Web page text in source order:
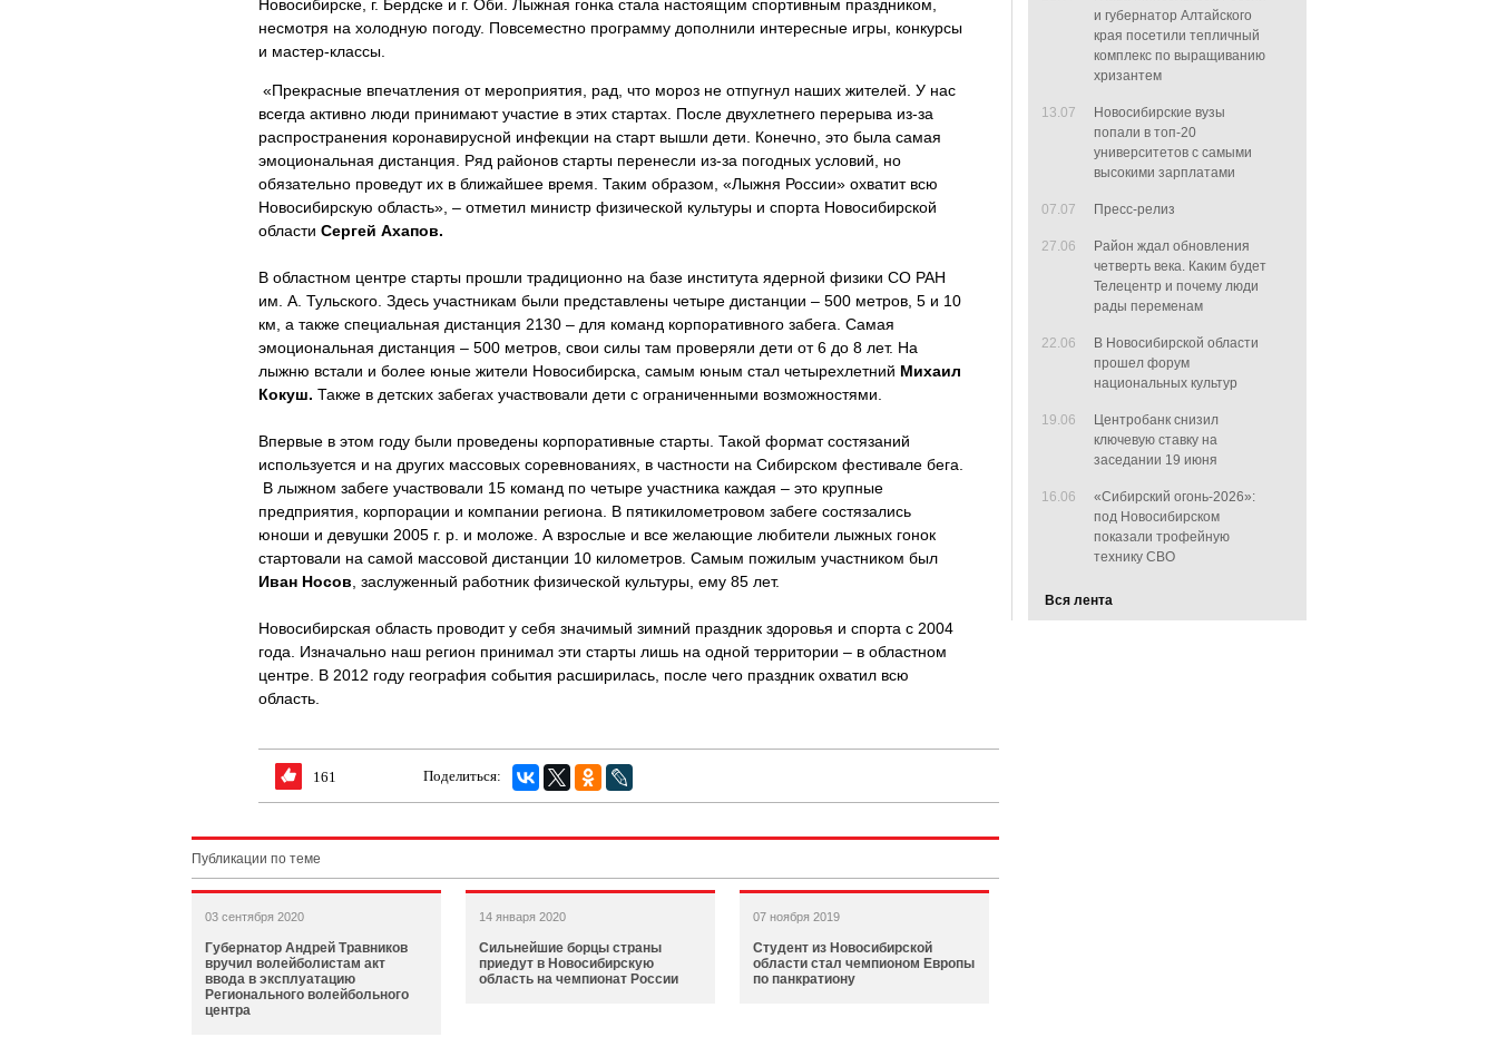
Новосибирске, г. Бердске и г. Оби. Лыжная гонка стала настоящим спортивным праздником,
несмотря на холодную погоду. Повсеместно программу дополнили интересные игры, конкурсы
и мастер-классы.
«Прекрасные впечатления от мероприятия, рад, что мороз не отпугнул наших жителей. У нас
всегда активно люди принимают участие в этих стартах. После двухлетнего перерыва из-за
распространения коронавирусной инфекции на старт вышли дети. Конечно, это была самая
эмоциональная дистанция. Ряд районов старты перенесли из-за погодных условий, но
обязательно проведут их в ближайшее время. Таким образом, «Лыжня России» охватит всю
Новосибирскую область», – отметил министр физической культуры и спорта Новосибирской
области Сергей Ахапов.
В областном центре старты прошли традиционно на базе института ядерной физики СО РАН
им. А. Тульского. Здесь участникам были представлены четыре дистанции – 500 метров, 5 и 10
км, а также специальная дистанция 2130 – для команд корпоративного забега. Самая
эмоциональная дистанция – 500 метров, свои силы там проверяли дети от 6 до 8 лет. На
лыжню встали и более юные жители Новосибирска, самым юным стал четырехлетний Михаил
Кокуш. Также в детских забегах участвовали дети с ограниченными возможностями.
Впервые в этом году были проведены корпоративные старты. Такой формат состязаний
используется и на других массовых соревнованиях, в частности на Сибирском фестивале бега.
В лыжном забеге участвовали 15 команд по четыре участника каждая – это крупные
предприятия, корпорации и компании региона. В пятикилометровом забеге состязались
юноши и девушки 2005 г. р. и моложе. А взрослые и все желающие любители лыжных гонок
стартовали на самой массовой дистанции 10 километров. Самым пожилым участником был
Иван Носов , заслуженный работник физической культуры, ему 85 лет.
Новосибирская область проводит у себя значимый зимний праздник здоровья и спорта с 2004
года. Изначально наш регион принимал эти старты лишь на одной территории – в областном
центре. В 2012 году география события расширилась, после чего праздник охватил всю
область.
161 Поделиться:
Публикации по теме
03 сентября 2020
Губернатор Андрей Травников
вручил волейболистам акт
ввода в эксплуатацию
Регионального волейбольного
центра
14 января 2020
Сильнейшие борцы страны
приедут в Новосибирскую
область на чемпионат России
07 ноября 2019
Студент из Новосибирской
области стал чемпионом Европы
по панкратиону
и губернатор Алтайского
края посетили тепличный
комплекс по выращиванию
хризантем
13.07
Новосибирские вузы
попали в топ-20
университетов с самыми
высокими зарплатами
07.07 Пресс-релиз
27.06
Район ждал обновления
четверть века. Каким будет
Телецентр и почему люди
рады переменам
22.06
В Новосибирской области
прошел форум
национальных культур
19.06
Центробанк снизил
ключевую ставку на
заседании 19 июня
16.06
«Сибирский огонь-2026»:
под Новосибирском
показали трофейную
технику СВО
Вся лента